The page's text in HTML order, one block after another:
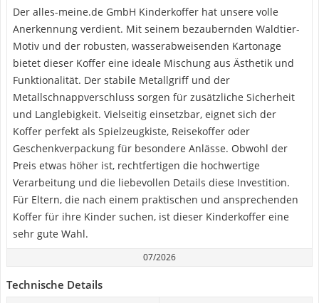
Der alles-meine.de GmbH Kinderkoffer hat unsere volle
Anerkennung verdient. Mit seinem bezaubernden Waldtier-
Motiv und der robusten, wasserabweisenden Kartonage
bietet dieser Koffer eine ideale Mischung aus Ästhetik und
Funktionalität. Der stabile Metallgriff und der
Metallschnappverschluss sorgen für zusätzliche Sicherheit
und Langlebigkeit. Vielseitig einsetzbar, eignet sich der
Koffer perfekt als Spielzeugkiste, Reisekoffer oder
Geschenkverpackung für besondere Anlässe. Obwohl der
Preis etwas höher ist, rechtfertigen die hochwertige
Verarbeitung und die liebevollen Details diese Investition.
Für Eltern, die nach einem praktischen und ansprechenden
Koffer für ihre Kinder suchen, ist dieser Kinderkoffer eine
sehr gute Wahl.
07/2026
Technische Details